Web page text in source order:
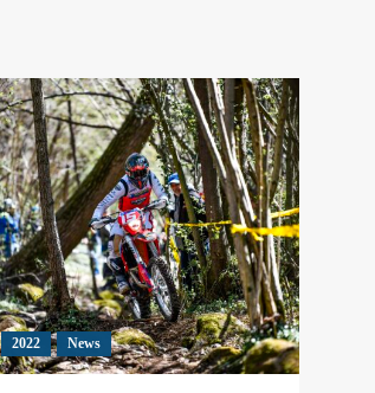
Fabriano,
Colorio
sfiora
il
podio
2022 News